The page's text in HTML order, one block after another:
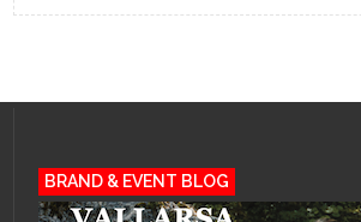
BRAND & EVENT BLOG